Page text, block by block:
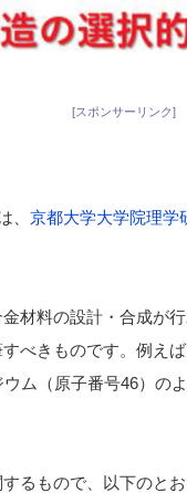
[スポンサーリンク]
、 京都大学大学院理学
材料の設計・合成が
べきものです。例え
ウム（原子番号46）の
るもので、以下のとお